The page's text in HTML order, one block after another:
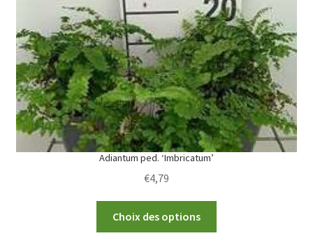
be
chosen
on
the
product
page
Adiantum ped. ‘Imbricatum’
€4,79
Choix des options